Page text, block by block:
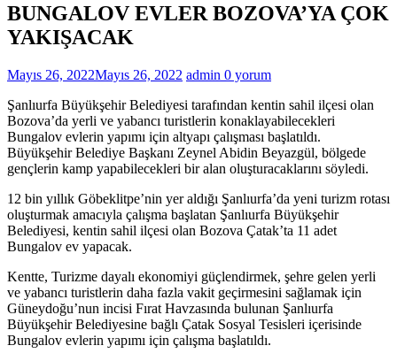
BUNGALOV EVLER BOZOVA’YA ÇOK
YAKIŞACAK
Mayıs 26, 2022Mayıs 26, 2022 admin 0 yorum
Şanlıurfa Büyükşehir Belediyesi tarafından kentin sahil ilçesi olan
Bozova’da yerli ve yabancı turistlerin konaklayabilecekleri
Bungalov evlerin yapımı için altyapı çalışması başlatıldı.
Büyükşehir Belediye Başkanı Zeynel Abidin Beyazgül, bölgede
gençlerin kamp yapabilecekleri bir alan oluşturacaklarını söyledi.
12 bin yıllık Göbeklitpe’nin yer aldığı Şanlıurfa’da yeni turizm rotası
oluşturmak amacıyla çalışma başlatan Şanlıurfa Büyükşehir
Belediyesi, kentin sahil ilçesi olan Bozova Çatak’ta 11 adet
Bungalov ev yapacak.
Kentte, Turizme dayalı ekonomiyi güçlendirmek, şehre gelen yerli
ve yabancı turistlerin daha fazla vakit geçirmesini sağlamak için
Güneydoğu’nun incisi Fırat Havzasında bulunan Şanlıurfa
Büyükşehir Belediyesine bağlı Çatak Sosyal Tesisleri içerisinde
Bungalov evlerin yapımı için çalışma başlatıldı.